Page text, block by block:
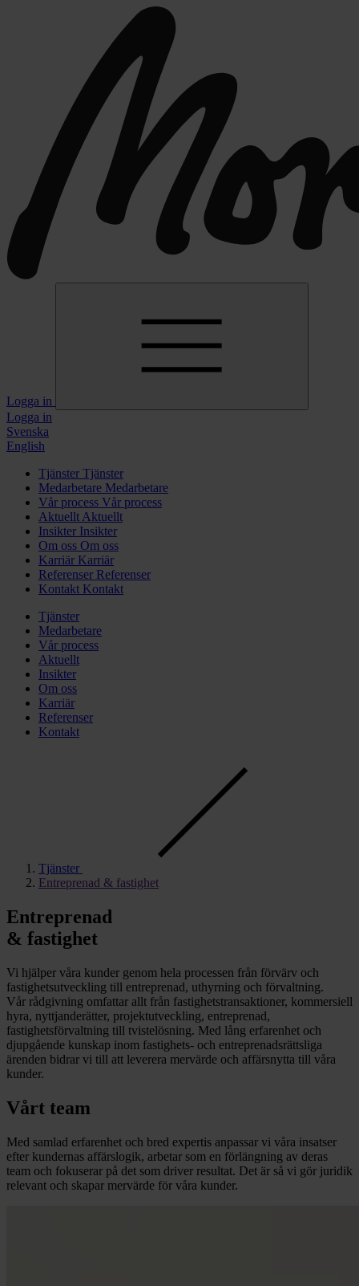
Logga in
Logga in
Svenska
English
Tjänster Tjänster
Medarbetare Medarbetare
Vår process Vår process
Aktuellt Aktuellt
Insikter Insikter
Om oss Om oss
Karriär Karriär
Referenser Referenser
Kontakt Kontakt
Tjänster
Medarbetare
Vår process
Aktuellt
Insikter
Om oss
Karriär
Referenser
Kontakt
Tjänster
Entreprenad & fastighet
Entreprenad
& fastighet
Vi hjälper våra kunder genom hela processen från förvärv och
fastighetsutveckling till entreprenad, uthyrning och förvaltning.
Vår rådgivning omfattar allt från fastighetstransaktioner, kommersiell
hyra, nyttjanderätter, projektutveckling, entreprenad,
fastighetsförvaltning till tvistelösning. Med lång erfarenhet och
djupgående kunskap inom fastighets- och entreprenadsrättsliga
ärenden bidrar vi till att leverera mervärde och affärsnytta till våra
kunder.
Vårt team
Med samlad erfarenhet och bred expertis anpassar vi våra insatser
efter kundernas affärslogik, arbetar som en förlängning av deras
team och fokuserar på det som driver resultat. Det är så vi gör juridik
relevant och skapar mervärde för våra kunder.